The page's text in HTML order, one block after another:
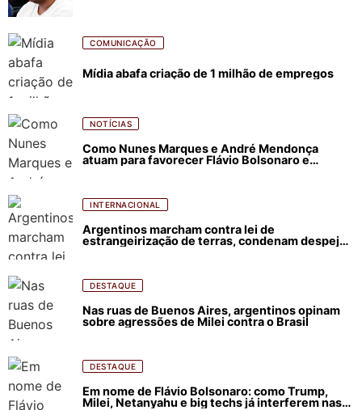
COMUNICAÇÃO
Mídia abafa criação de 1 milhão de empregos
NOTÍCIAS
Como Nunes Marques e André Mendonça
atuam para favorecer Flávio Bolsonaro e
INTERNACIONAL
Argentinos marcham contra lei de
estrangeirização de terras, condenam despejos
DESTAQUE
Nas ruas de Buenos Aires, argentinos opinam
sobre agressões de Milei contra o Brasil
DESTAQUE
Em nome de Flávio Bolsonaro: como Trump,
Milei, Netanyahu e big techs já interferem nas